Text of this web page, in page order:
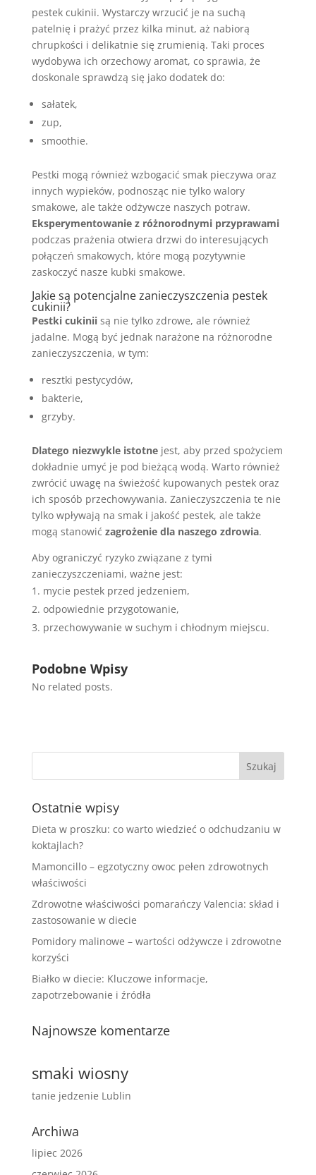
pestek cukinii. Wystarczy wrzucić je na suchą
patelnię i prażyć przez kilka minut, aż nabiorą
chrupkości i delikatnie się zrumienią. Taki proces
wydobywa ich orzechowy aromat, co sprawia, że
doskonale sprawdzą się jako dodatek do:
sałatek,
zup,
smoothie.
Pestki mogą również wzbogacić smak pieczywa oraz
innych wypieków, podnosząc nie tylko walory
smakowe, ale także odżywcze naszych potraw.
Eksperymentowanie z różnorodnymi przyprawami
podczas prażenia otwiera drzwi do interesujących
połączeń smakowych, które mogą pozytywnie
zaskoczyć nasze kubki smakowe.
Jakie są potencjalne zanieczyszczenia pestek
cukinii?
Pestki cukiniisą nie tylko zdrowe, ale również
jadalne. Mogą być jednak narażone na różnorodne
zanieczyszczenia, w tym:
resztki pestycydów,
bakterie,
grzyby.
Dlatego niezwykle istotnejest, aby przed spożyciem
dokładnie umyć je pod bieżącą wodą. Warto również
zwrócić uwagę na świeżość kupowanych pestek oraz
ich sposób przechowywania. Zanieczyszczenia te nie
tylko wpływają na smak i jakość pestek, ale także
mogą stanowić zagrożenie dla naszego zdrowia.
Aby ograniczyć ryzyko związane z tymi
zanieczyszczeniami, ważne jest:
mycie pestek przed jedzeniem,
odpowiednie przygotowanie,
przechowywanie w suchym i chłodnym miejscu.
Podobne Wpisy
No related posts.
Ostatnie wpisy
Dieta w proszku: co warto wiedzieć o odchudzaniu w
koktajlach?
Mamoncillo – egzotyczny owoc pełen zdrowotnych
właściwości
Zdrowotne właściwości pomarańczy Valencia: skład i
zastosowanie w diecie
Pomidory malinowe – wartości odżywcze i zdrowotne
korzyści
Białko w diecie: Kluczowe informacje,
zapotrzebowanie i źródła
Najnowsze komentarze
smaki wiosny
tanie jedzenie Lublin
Archiwa
lipiec 2026